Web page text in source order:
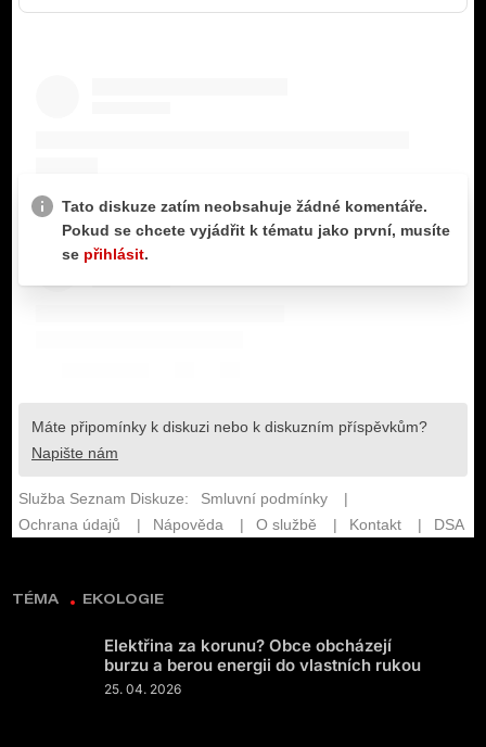
TÉMA EKOLOGIE
Elektřina za korunu? Obce obcházejí
burzu a berou energii do vlastních rukou
25. 04. 2026